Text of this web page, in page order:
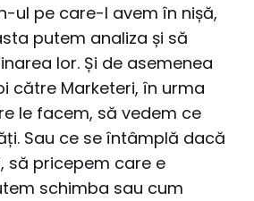
ul pe care-l avem în nișă,
putem analiza și să
lor. Și de asemenea
către Marketeri, în urma
le facem, să vedem ce
Sau ce se întâmplă dacă
să pricepem care e
schimba sau cum